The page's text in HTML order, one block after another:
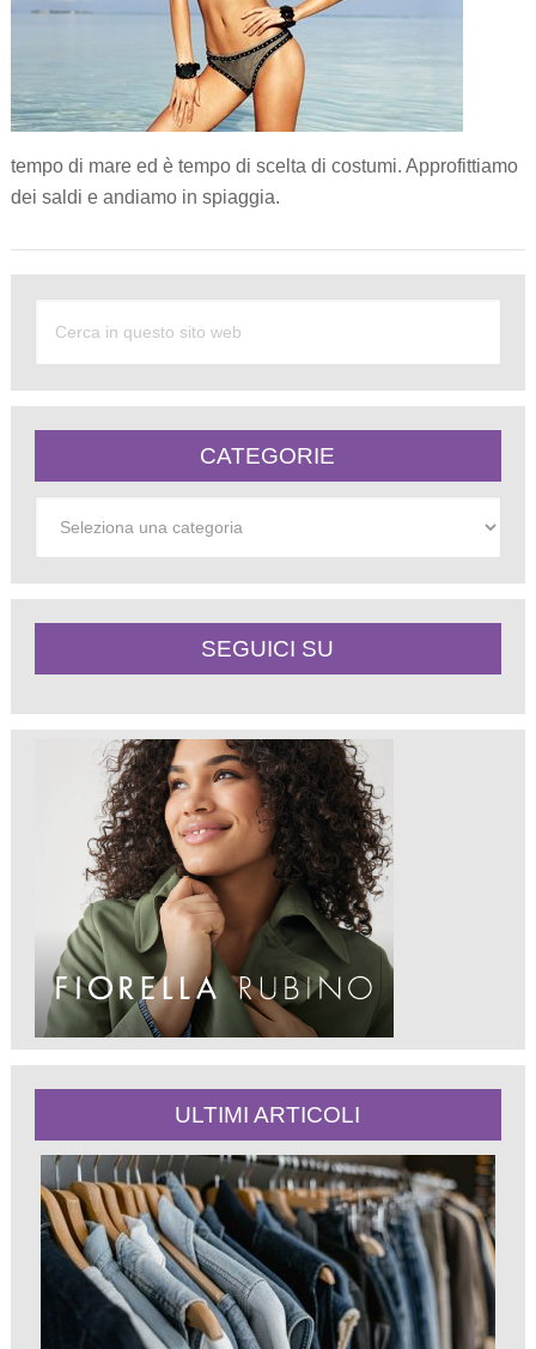
tempo di mare ed è tempo di scelta di costumi. Approfittiamo
dei saldi e andiamo in spiaggia.
CATEGORIE
SEGUICI SU
ULTIMI ARTICOLI